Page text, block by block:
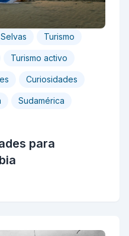
Selvas Turismo
Turismo activo
Curiosidades
Sudamérica
para